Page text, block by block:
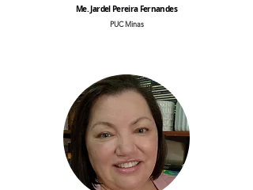
Me. Jardel Pereira Fernandes
PUC Minas